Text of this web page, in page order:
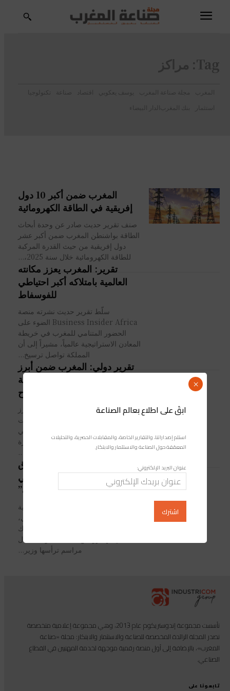
Tag: مراكز
المغرب مجلة صناعة المغرب يوسف يعكوبي اقتصاد صناعة
تكنولوجيا
استثمار
بنك المغرب الدار البيضاء
المغرب ضمن أكبر 10 دول
إفريقية في الطاقة الكهرومائية
صنف تقرير حديث صادر عن وحدة أبحاث
الطاقة بواشنطن المغرب ضمن أكبر عشر
دول إفريقية من حيث القدرة المركبة
للطاقة الكهرومائية خلال سنة 2025،...
تقرير: المغرب يعزز مكانته
العالمية بامتلاكه أكبر احتياطي
للفوسفاط
سلّط تقرير حديث نشرته منصة
Business Insider Africa الضوء على
الحضور المتنامي للمغرب في خريطة
المعادن الاستراتيجية عالمياً، مشيراً إلى أن
المملكة تواصل ترسيخ...
تقرير دولي: المغرب ضمن أبرز
الدول الإفريقية في تطوير طاقة
الرياح
واصل المغرب تعزيز حضوره ضمن أبرز
الدول الإفريقية الرائدة في مجال الطاقات
المتجددة، مدعوما بالتوسع المتواصل في
مشاريع طاقة الرياح وارتفاع القدرة
الإنتاجية المركبة...
نزار بركة يشرف على إطلاق
“مركز التميز المشترك في
الهيدروجين النظيف”
شهدت المدرسة الحسنية للأشغال العمومية
بمدينة الدار البيضاء، بداية الاسبوع الجاري،
الإطلاق الرسمي لـ“مركز التميز المشترك
في الهيدروجين النظيف”، وذلك خلال
مراسم ترأسها وزير...
تأسست مجموعة إندوستريكوم عام 2013، وهي مجموعة إعلامية متخصصة
تصدر المجلة الرائدة المخصصة للصناعة والاستثمار والابتكار: مجلة «صناعة
المغرب»، بالإضافة إلى أول منصة رقمية موجهة لخدمة المهنيين في القطاع
الصناعي.
تابعونا على
ابقَ على اطلاع بعالم الصناعة
استلم إصداراتنا، والتقارير الخاصة، والمقابلات الحصرية، والتحليلات
المعمّقة حول الصناعة والاستثمار والابتكار.
عنوان البريد الإلكتروني:
×